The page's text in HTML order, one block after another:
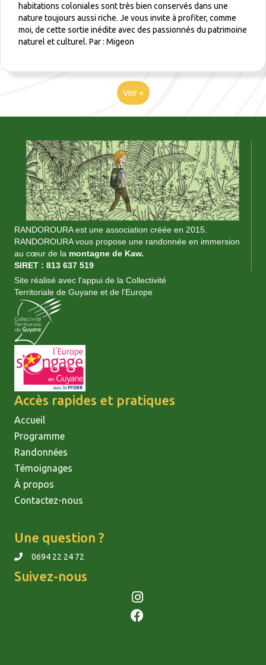
habitations coloniales sont très bien conservés dans une
nature toujours aussi riche. Je vous invite à profiter, comme
moi, de cette sortie inédite avec des passionnés du patrimoine
naturel et culturel. Par : Migeon
Voir +
RANDOROURA est une association créée en 2015.
RANDOROURA vous propose une randonnée en immersion
au cœur de la montagne de Kaw.
SIRET : 813 637 519
Site réalisé avec l'appui de la Collectivité
Territoriale de Guyane et de l'Europe
Accès rapides et pratiques
Accueil
Programme
Randonnées
Témoignages
À propos
Contactez-nous
Une question ?
0694 22 24 72
Suivez-nous